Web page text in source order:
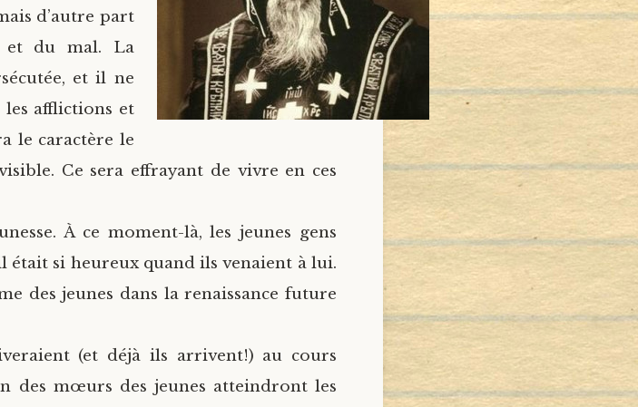
d’autre part
et du mal. La
et il ne
les afflictions et
le caractère le
Ce sera effrayant de vivre en ces
À ce moment-là, les jeunes gens
était si heureux quand ils venaient à lui.
des jeunes dans la renaissance future
(et déjà ils arrivent!) au cours
des mœurs des jeunes atteindront les